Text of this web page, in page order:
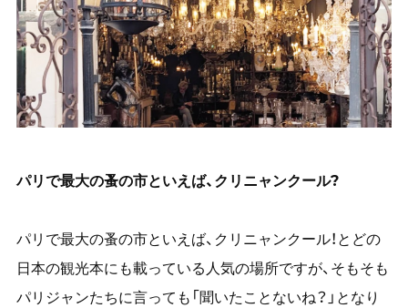
パリで最大の蚤の市といえば、クリニャンクール?
パリで最大の蚤の市といえば、クリニャンクール！とどの
日本の観光本にも載っている人気の場所ですが、そもそも
パリジャンたちに言っても「聞いたことないね？」となり